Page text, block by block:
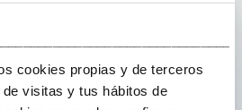
cookies propias y de terceros
visitas y tus hábitos de
comunicacion